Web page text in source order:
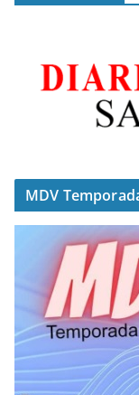
MDV